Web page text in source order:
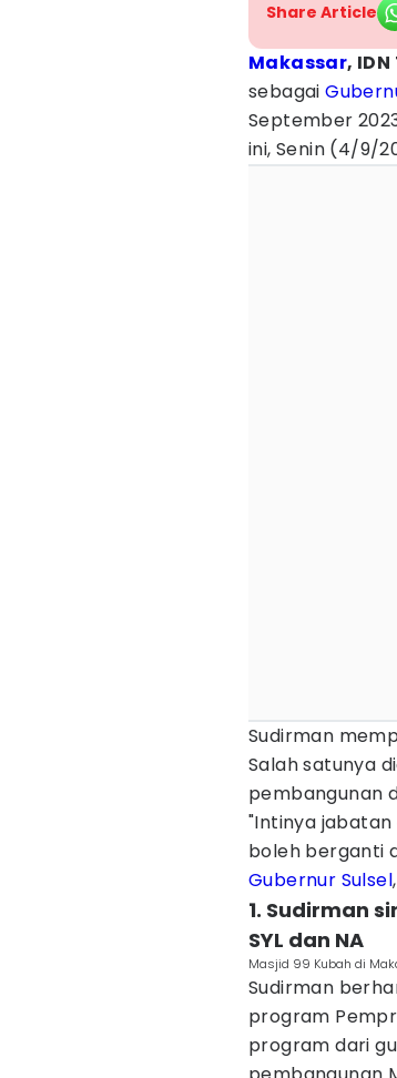
Share Article
Makassar,
sebagai
September
ini, Senin (4/9/
Sudirman
Salah satunya
pembangunan
"Intinya
boleh berganti
Gubernur Sulsel
1. Sudirman
SYL dan NA
Masjid 99 Kubah di
Sudirman
program
program dari